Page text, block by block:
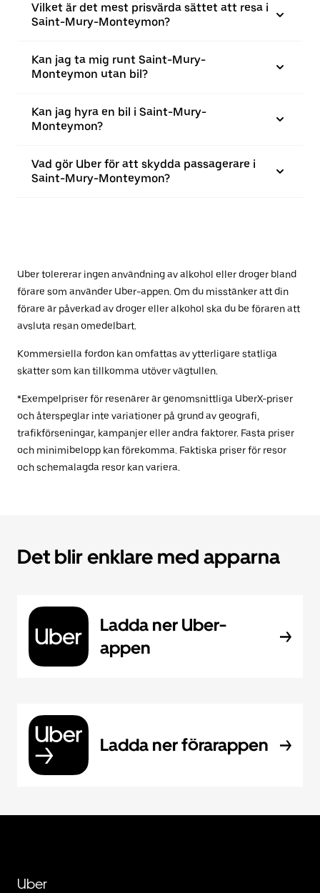
Vilket är det mest prisvärda sättet att resa i
Saint-Mury-Monteymon?
Kan jag ta mig runt Saint-Mury-
Monteymon utan bil?
Kan jag hyra en bil i Saint-Mury-
Monteymon?
Vad gör Uber för att skydda passagerare i
Saint-Mury-Monteymon?
Uber tolererar ingen användning av alkohol eller droger bland
förare som använder Uber-appen. Om du misstänker att din
förare är påverkad av droger eller alkohol ska du be föraren att
avsluta resan omedelbart.
Kommersiella fordon kan omfattas av ytterligare statliga
skatter som kan tillkomma utöver vägtullen.
*Exempelpriser för resenärer är genomsnittliga UberX-priser
och återspeglar inte variationer på grund av geografi,
trafikförseningar, kampanjer eller andra faktorer. Fasta priser
och minimibelopp kan förekomma. Faktiska priser för resor
och schemalagda resor kan variera.
Det blir enklare med apparna
Ladda ner Uber-
appen
Ladda ner förarappen
Uber